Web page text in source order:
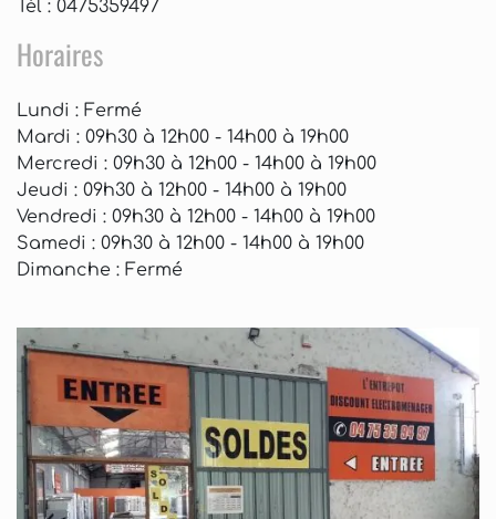
Tél : 0475359497
Horaires
Lundi : Fermé
Mardi : 09h30 à 12h00 - 14h00 à 19h00
Mercredi : 09h30 à 12h00 - 14h00 à 19h00
Jeudi : 09h30 à 12h00 - 14h00 à 19h00
Vendredi : 09h30 à 12h00 - 14h00 à 19h00
Samedi : 09h30 à 12h00 - 14h00 à 19h00
Dimanche : Fermé